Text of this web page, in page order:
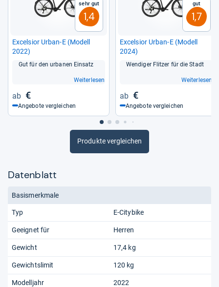
Sehr gut
1,4
Excel­sior Urban-​E (Modell
2022)
Gut für den urba­nen Ein­satz
Weiterlesen
€
Angebote vergleichen
Gut
1,7
Excel­sior Urban-​E (Modell
2024)
Wen­di­ger Flit­zer für die Stadt
Weiterlesen
€
Angebote vergleichen
Produkte vergleichen
Datenblatt
Basismerkmale
Typ E-Citybike
Geeignet für Herren
Gewicht 17,4 kg
Gewichtslimit 120 kg
Modelljahr 2022